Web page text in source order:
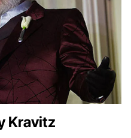
Kravitz